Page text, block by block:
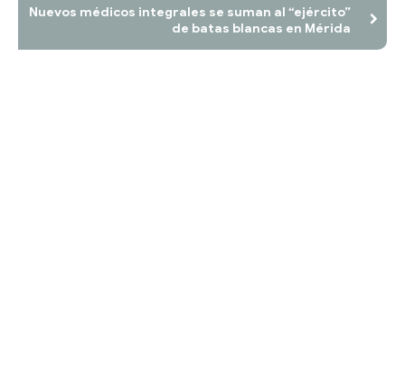
Nuevos médicos integrales se suman al “ejército”
de batas blancas en Mérida